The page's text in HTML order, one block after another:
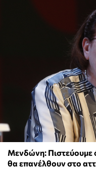
Μενδώνη: Πιστεύουμε
θα επανέλθουν στο